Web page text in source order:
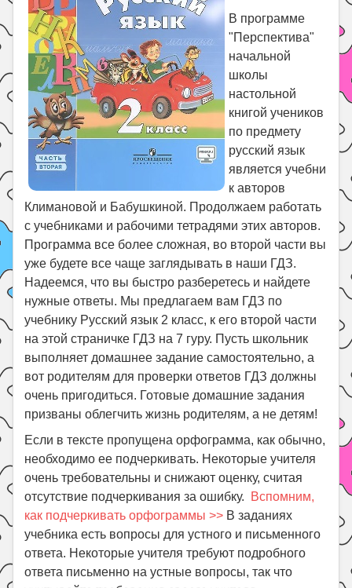
Поиск
В программе
"Перспектива"
начальной
школы
настольной
книгой учеников
по предмету
русский язык
является учебни
к авторов
Климановой и Бабушкиной. Продолжаем работать
с учебниками и рабочими тетрадями этих авторов.
Программа все более сложная, во второй части вы
уже будете все чаще заглядывать в наши ГДЗ.
Надеемся, что вы быстро разберетесь и найдете
нужные ответы. Мы предлагаем вам ГДЗ по
учебнику Русский язык 2 класс, к его второй части
на этой страничке ГДЗ на 7 гуру. Пусть школьник
выполняет домашнее задание самостоятельно, а
вот родителям для проверки ответов ГДЗ должны
очень пригодиться. Готовые домашние задания
призваны облегчить жизнь родителям, а не детям!
Если в тексте пропущена орфограмма, как обычно,
необходимо ее подчеркивать. Некоторые учителя
очень требовательны и снижают оценку, считая
отсутствие подчеркивания за ошибку. Вспомним,
как подчеркивать орфограммы >> В заданиях
учебника есть вопросы для устного и письменного
ответа. Некоторые учителя требуют подробного
ответа письменно на устные вопросы, так что